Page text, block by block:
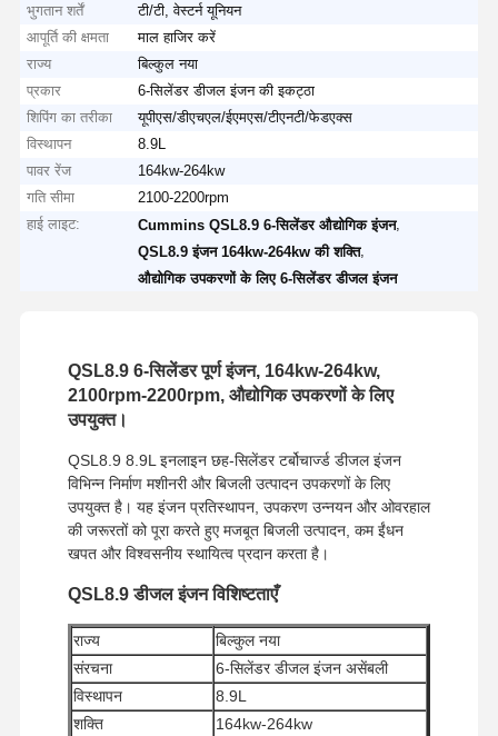
भुगतान शर्तें
टी/टी, वेस्टर्न यूनियन
आपूर्ति की क्षमता
माल हाजिर करें
राज्य
बिल्कुल नया
प्रकार
6-सिलेंडर डीजल इंजन की इकट्ठा
शिपिंग का तरीका
यूपीएस/डीएचएल/ईएमएस/टीएनटी/फेडएक्स
विस्थापन
8.9L
पावर रेंज
164kw-264kw
गति सीमा
2100-2200rpm
हाई लाइट:
Cummins QSL8.9 6-सिलेंडर औद्योगिक इंजन,
QSL8.9 इंजन 164kw-264kw की शक्ति,
औद्योगिक उपकरणों के लिए 6-सिलेंडर डीजल इंजन
QSL8.9 6-सिलेंडर पूर्ण इंजन, 164kw-264kw,
2100rpm-2200rpm, औद्योगिक उपकरणों के लिए
उपयुक्त।
QSL8.9 8.9L इनलाइन छह-सिलेंडर टर्बोचार्ज्ड डीजल इंजन
विभिन्न निर्माण मशीनरी और बिजली उत्पादन उपकरणों के लिए
उपयुक्त है। यह इंजन प्रतिस्थापन, उपकरण उन्नयन और ओवरहाल
की जरूरतों को पूरा करते हुए मजबूत बिजली उत्पादन, कम ईंधन
खपत और विश्वसनीय स्थायित्व प्रदान करता है।
QSL8.9 डीजल इंजन विशिष्टताएँ
राज्य
बिल्कुल नया
संरचना
6-सिलेंडर डीजल इंजन असेंबली
विस्थापन
8.9L
शक्ति
164kw-264kw